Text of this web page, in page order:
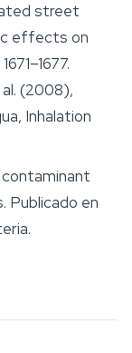
street
effects on
(2008),
Inhalation
Publicado en